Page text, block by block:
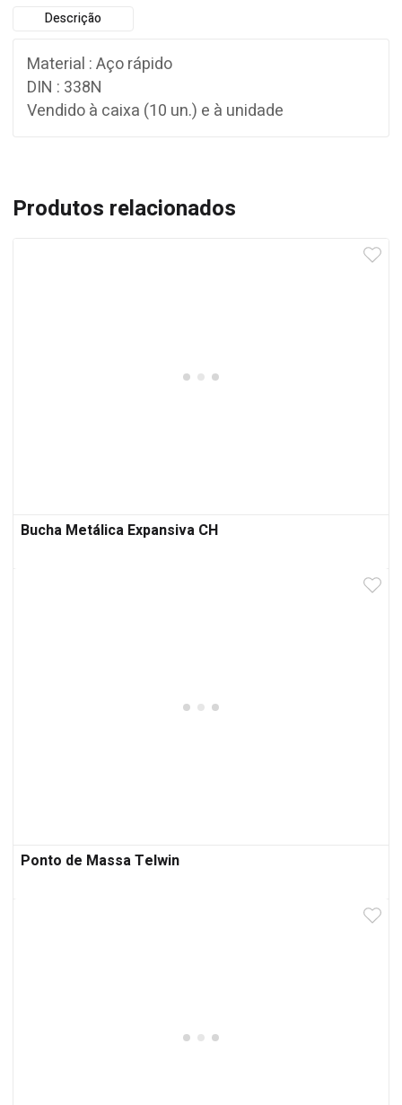
Descrição
Material : Aço rápido
DIN : 338N
Vendido à caixa (10 un.) e à unidade
Produtos relacionados
Bucha Metálica Expansiva CH
Ponto de Massa Telwin